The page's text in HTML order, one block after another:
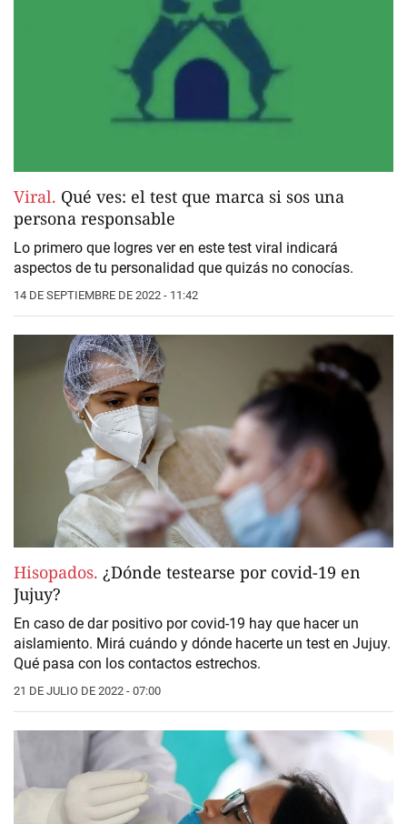
Viral. Qué ves: el test que marca si sos una
persona responsable
Lo primero que logres ver en este test viral indicará
aspectos de tu personalidad que quizás no conocías.
14 DE SEPTIEMBRE DE 2022 - 11:42
Hisopados. ¿Dónde testearse por covid-19 en
Jujuy?
En caso de dar positivo por covid-19 hay que hacer un
aislamiento. Mirá cuándo y dónde hacerte un test en Jujuy.
Qué pasa con los contactos estrechos.
21 DE JULIO DE 2022 - 07:00